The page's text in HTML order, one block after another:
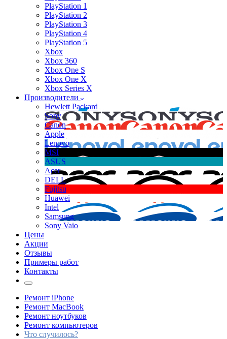
PlayStation 1
PlayStation 2
PlayStation 3
PlayStation 4
PlayStation 5
Xbox
Xbox 360
Xbox One S
Xbox One X
Xbox Series X
Производители
Hewlett Packard
Sony
Canon
Apple
Lenovo
MSI
ASUS
Acer
DELL
Fujitsu
Huawei
Intel
Samsung
Sony Vaio
Цены
Акции
Отзывы
Примеры работ
Контакты
Ремонт iPhone
Ремонт MacBook
Ремонт ноутбуков
Ремонт компьютеров
Что случилось?